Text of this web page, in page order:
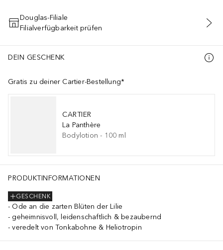
IN DEN WARENKORB
Douglas-Filiale
Filialverfügbarkeit prüfen
DEIN GESCHENK
Gratis zu deiner Cartier-Bestellung*
CARTIER
La Panthère
Bodylotion - 100 ml
PRODUKTINFORMATIONEN
GESCHENK
Ode an die zarten Blüten der Lilie
geheimnisvoll, leidenschaftlich & bezaubernd
veredelt von Tonkabohne & Heliotropin